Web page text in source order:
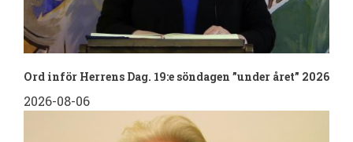
Ord inför Herrens Dag. 19:e söndagen ”under året” 2026
2026-08-06